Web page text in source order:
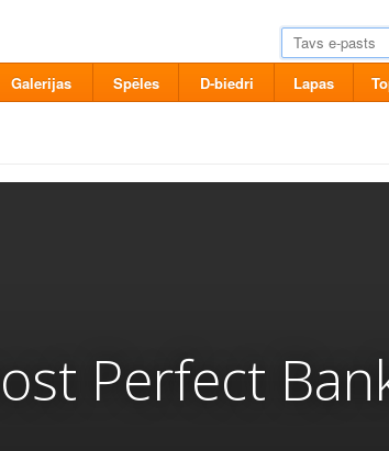
Galerijas Spēles D-biedri Lapas
Perfect